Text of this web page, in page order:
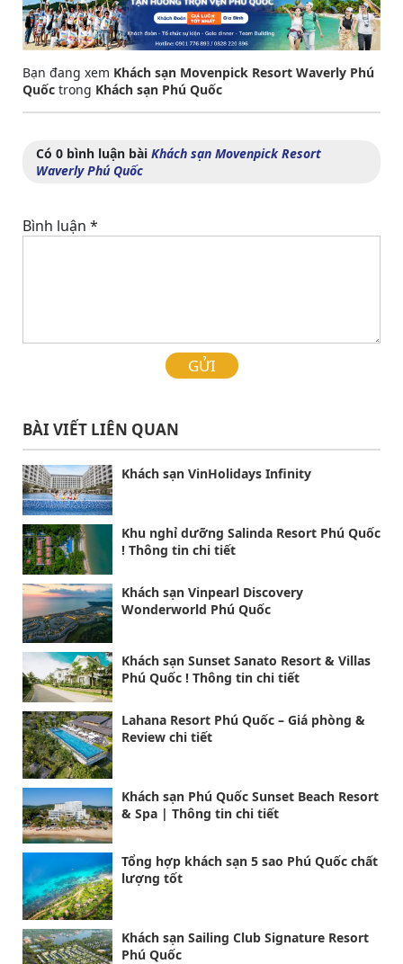
Bạn đang xem Khách sạn Movenpick Resort Waverly Phú
Quốc trong Khách sạn Phú Quốc
Có 0 bình luận bài Khách sạn Movenpick Resort
Waverly Phú Quốc
Bình luận *
GỬI
BÀI VIẾT LIÊN QUAN
Khách sạn VinHolidays Infinity
Khu nghỉ dưỡng Salinda Resort Phú Quốc
! Thông tin chi tiết
Khách sạn Vinpearl Discovery
Wonderworld Phú Quốc
Khách sạn Sunset Sanato Resort & Villas
Phú Quốc ! Thông tin chi tiết
Lahana Resort Phú Quốc – Giá phòng &
Review chi tiết
Khách sạn Phú Quốc Sunset Beach Resort
& Spa | Thông tin chi tiết
Tổng hợp khách sạn 5 sao Phú Quốc chất
lượng tốt
Khách sạn Sailing Club Signature Resort
Phú Quốc